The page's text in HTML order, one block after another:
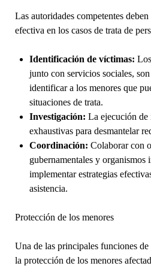
Las autoridades competentes
efectiva en los casos de trata de
Identificación de víctimas:
junto con servicios sociales,
identificar a los menores que
situaciones de trata.
Investigación: La ejecución de
exhaustivas para desmantelar
Coordinación: Colaborar con
gubernamentales y organismos
implementar estrategias
asistencia.
Protección de los menores
Una de las principales funciones de
la protección de los menores